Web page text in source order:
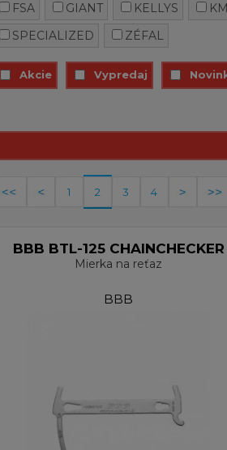
FSA
GIANT KELLYS
SPECIALIZED
ZÉFAL
Akcie Vypredaj
1 2 3 4
BBB BTL-125 CHAINCHECKER
Mierka na reťaz
BBB